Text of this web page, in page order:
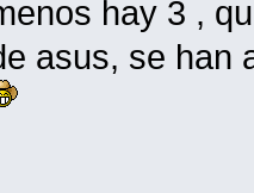
hay 3 ,
asus, se han